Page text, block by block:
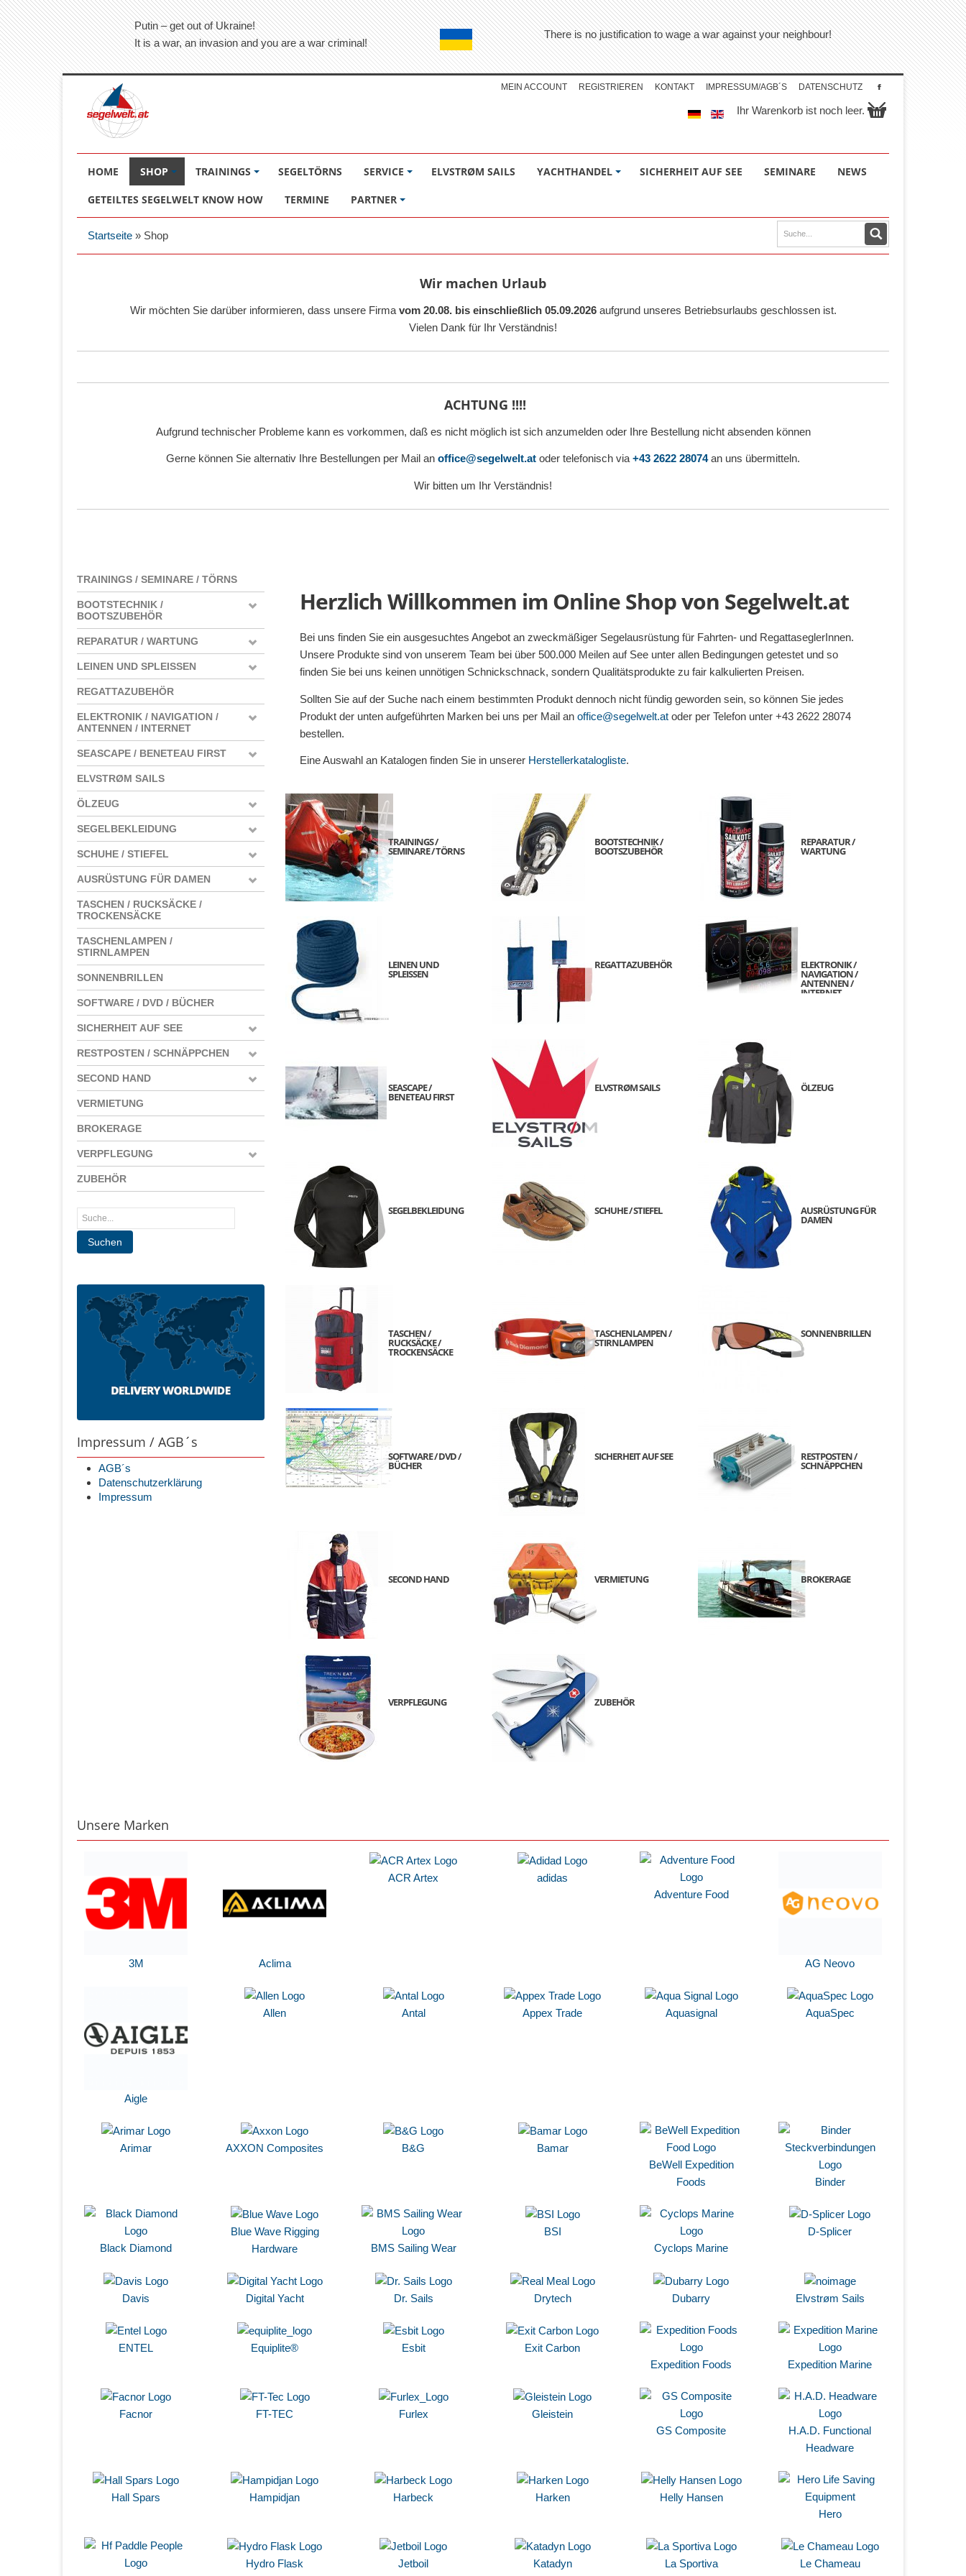
Putin – get out of Ukraine!
It is a war, an invasion and you are a war criminal!
There is no justification to wage a war against your neighbour!
KONTAKT IMPRESSUM/AGB´S DATENSCHUTZ
MEIN ACCOUNT REGISTRIEREN
Ihr Warenkorb ist noch leer.
HOME SHOP TRAININGS SEGELTÖRNS SERVICE ELVSTRØM SAILS YACHTHANDEL SICHERHEIT AUF SEE SEMINARE NEWS
GETEILTES SEGELWELT KNOW HOW TERMINE PARTNER
Startseite » Shop
Wir machen Urlaub
Wir möchten Sie darüber informieren, dass unsere Firma vom 20.08. bis einschließlich 05.09.2026aufgrund unseres Betriebsurlaubs geschlossen ist.
Vielen Dank für Ihr Verständnis!
ACHTUNG !!!!
Aufgrund technischer Probleme kann es vorkommen, daß es nicht möglich ist sich anzumelden oder Ihre Bestellung nicht absenden können
Gerne können Sie alternativ Ihre Bestellungen per Mail an office@segelwelt.at oder telefonisch via +43 2622 28074an uns übermitteln.
Wir bitten um Ihr Verständnis!
TRAININGS / SEMINARE / TÖRNS
BOOTSTECHNIK /
BOOTSZUBEHÖR
REPARATUR / WARTUNG
LEINEN UND SPLEISSEN
REGATTAZUBEHÖR
ELEKTRONIK / NAVIGATION /
ANTENNEN / INTERNET
SEASCAPE / BENETEAU FIRST
ELVSTRØM SAILS
ÖLZEUG
SEGELBEKLEIDUNG
SCHUHE / STIEFEL
AUSRÜSTUNG FÜR DAMEN
TASCHEN / RUCKSÄCKE /
TROCKENSÄCKE
TASCHENLAMPEN /
STIRNLAMPEN
SONNENBRILLEN
SOFTWARE / DVD / BÜCHER
SICHERHEIT AUF SEE
RESTPOSTEN / SCHNÄPPCHEN
SECOND HAND
VERMIETUNG
BROKERAGE
VERPFLEGUNG
ZUBEHÖR
Impressum / AGB´s
AGB´s
Datenschutzerklärung
Impressum
Herzlich Willkommen im Online Shop von Segelwelt.at
Bei uns finden Sie ein ausgesuchtes Angebot an zweckmäßiger Segelausrüstung für Fahrten- und RegattaseglerInnen.
Unsere Produkte sind von unserem Team bei über 500.000 Meilen auf See unter allen Bedingungen getestet und so
finden Sie bei uns keinen unnötigen Schnickschnack, sondern Qualitätsprodukte zu fair kalkulierten Preisen.
Sollten Sie auf der Suche nach einem bestimmten Produkt dennoch nicht fündig geworden sein, so können Sie jedes
Produkt der unten aufgeführten Marken bei uns per Mail an office@segelwelt.atoder per Telefon unter +43 2622 28074
bestellen.
Eine Auswahl an Katalogen finden Sie in unserer Herstellerkatalogliste.
TRAININGS /
SEMINARE / TÖRNS
BOOTSTECHNIK /
BOOTSZUBEHÖR
REPARATUR /
WARTUNG
LEINEN UND
SPLEISSEN
REGATTAZUBEHÖR ELEKTRONIK /
NAVIGATION /
ANTENNEN /
INTERNET
SEASCAPE /
BENETEAU FIRST
ELVSTRØM SAILS ÖLZEUG
SEGELBEKLEIDUNG SCHUHE / STIEFEL AUSRÜSTUNG FÜR
DAMEN
TASCHEN /
RUCKSÄCKE /
TROCKENSÄCKE
TASCHENLAMPEN /
STIRNLAMPEN
SONNENBRILLEN
SOFTWARE / DVD /
BÜCHER
SICHERHEIT AUF SEE RESTPOSTEN /
SCHNÄPPCHEN
SECOND HAND VERMIETUNG BROKERAGE
VERPFLEGUNG ZUBEHÖR
Unsere Marken
3M Aclima
ACR Artex
adidas
Adventure Food
AG Neovo
Aigle
Allen Antal Appex Trade Aquasignal AquaSpec
Arimar AXXON Composites B&G
Bamar
BeWell Expedition
Foods
Binder
Black Diamond
Blue Wave Rigging
Hardware
BMS Sailing Wear
BSI
Cyclops Marine
D-Splicer
Davis Digital Yacht Dr. Sails Drytech Dubarry Elvstrøm Sails
ENTEL Equiplite® Esbit
Exit Carbon
Expedition Foods
Expedition Marine
Facnor FT-TEC Furlex
Gleistein
GS Composite
H.A.D. Functional
Headware
Hall Spars Hampidjan Harbeck Harken
Helly Hansen
Hero
Hydro Flask Jetboil Katadyn La Sportiva Le Chameau